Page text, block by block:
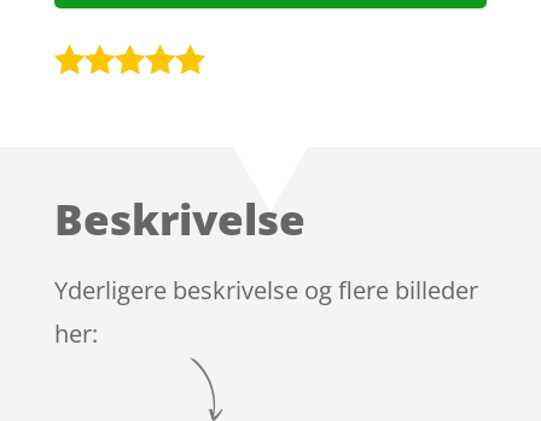
kundebedø
Beskrivelse
Yderligere beskrivelse og flere billeder
her: